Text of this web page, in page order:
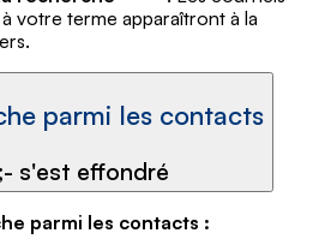
votre terme apparaîtront à la
parmi les contacts
s'est effondré
parmi les contacts :